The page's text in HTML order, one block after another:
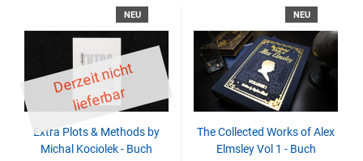
D
er
z
eit
ni
c
ht
li
ef
er
b
ar
NEU
Extra Plots & Methods by
Michal Kociolek - Buch
NEU
The Collected Works of Alex
Elmsley Vol 1 - Buch